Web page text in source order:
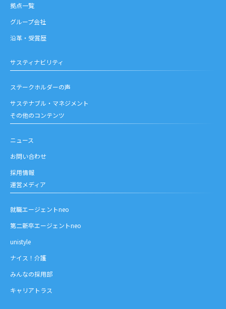
拠点一覧
グループ会社
沿革・受賞歴
サスティナビリティ
ステークホルダーの声
サステナブル・マネジメント
その他のコンテンツ
ニュース
お問い合わせ
採用情報
運営メディア
就職エージェントneo
第二新卒エージェントneo
unistyle
ナイス！介護
みんなの採用部
キャリアトラス